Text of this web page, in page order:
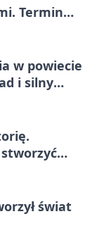
Termin
w powiecie
i silny
świat